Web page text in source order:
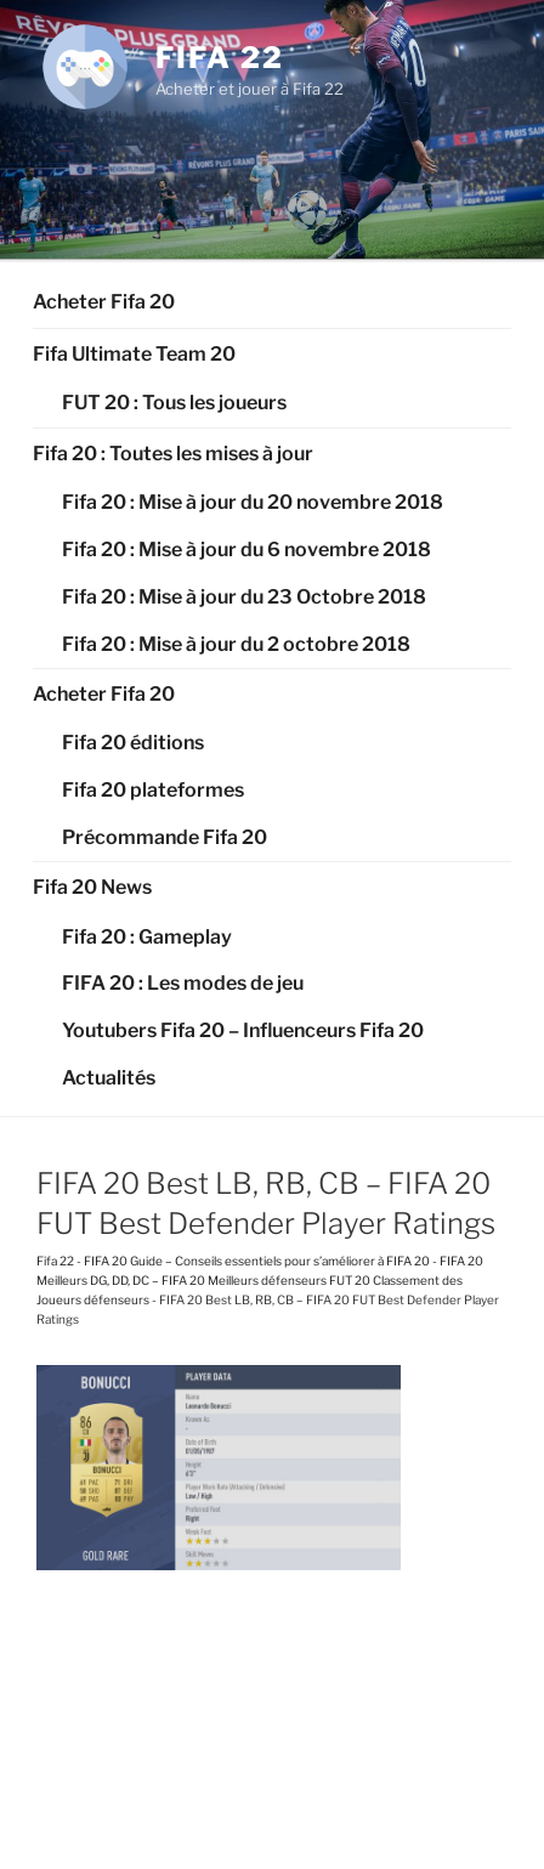
Aller
au
contenu
principal
FIFA 22
Acheter et jouer à Fifa 22
Acheter Fifa 20
Fifa Ultimate Team 20
FUT 20 : Tous les joueurs
Fifa 20 : Toutes les mises à jour
Fifa 20 : Mise à jour du 20 novembre 2018
Fifa 20 : Mise à jour du 6 novembre 2018
Fifa 20 : Mise à jour du 23 Octobre 2018
Fifa 20 : Mise à jour du 2 octobre 2018
Acheter Fifa 20
Fifa 20 éditions
Fifa 20 plateformes
Précommande Fifa 20
Fifa 20 News
Fifa 20 : Gameplay
FIFA 20 : Les modes de jeu
Youtubers Fifa 20 – Influenceurs Fifa 20
Actualités
FIFA 20 Best LB, RB, CB – FIFA 20
FUT Best Defender Player Ratings
Fifa 22- FIFA 20 Guide – Conseils essentiels pour s’améliorer à FIFA 20- FIFA 20
Meilleurs DG, DD, DC – FIFA 20 Meilleurs défenseurs FUT 20 Classement des
Joueurs défenseurs- FIFA 20 Best LB, RB, CB – FIFA 20 FUT Best Defender Player
Ratings